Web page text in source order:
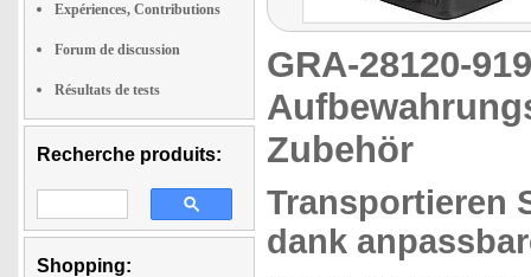
Expériences, Contributions
Forum de discussion
Résultats de tests
Recherche produits:
Shopping:
GRA-28120-
Zubehör
Transportieren
dank